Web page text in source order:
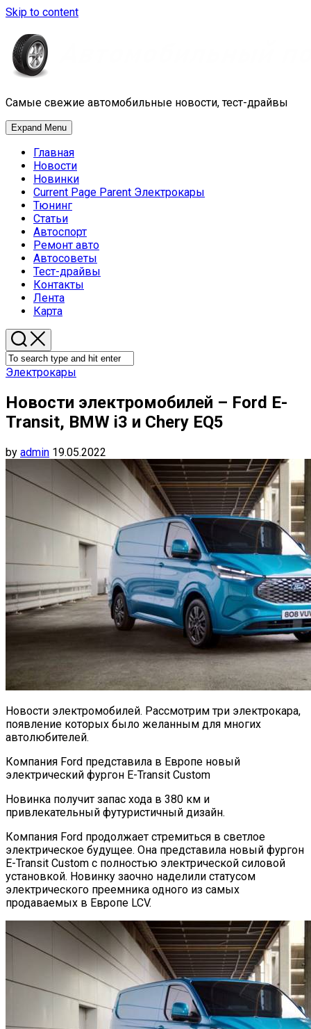
Skip to content
Самые свежие автомобильные новости, тест-драйвы
Expand Menu
Главная
Новости
Новинки
Current Page Parent Электрокары
Тюнинг
Статьи
Автоспорт
Ремонт авто
Автосоветы
Тест-драйвы
Контакты
Лента
Карта
Электрокары
Новости электромобилей – Ford E-
Transit, BMW i3 и Chery EQ5
by admin 19.05.2022
Новости электромобилей. Рассмотрим три электрокара,
появление которых было желанным для многих
автолюбителей.
Компания Ford представила в Европе новый
электрический фургон E-Transit Custom
Новинка получит запас хода в 380 км и
привлекательный футуристичный дизайн.
Компания Ford продолжает стремиться в светлое
электрическое будущее. Она представила новый фургон
E-Transit Custom с полностью электрической силовой
установкой. Новинку заочно наделили статусом
электрического преемника одного из самых
продаваемых в Европе LCV.